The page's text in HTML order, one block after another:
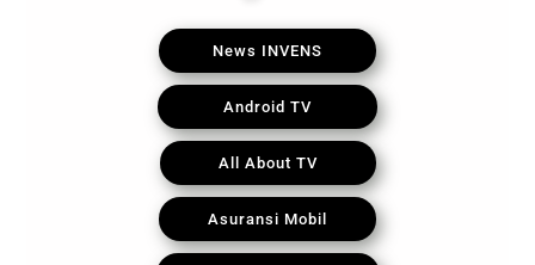
News INVENS
Android TV
All About TV
Asuransi Mobil